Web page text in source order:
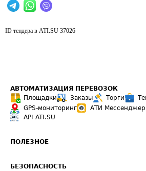
ID тендера в ATI.SU 37026
АВТОМАТИЗАЦИЯ ПЕРЕВОЗОК
Площадки
Заказы Торги
GPS-мониторинг
АТИ Мессенджер
API ATI.SU
ПОЛЕЗНОЕ
БЕЗОПАСНОСТЬ